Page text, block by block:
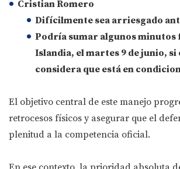
Cristian Romero
Difícilmente sea arriesgado
Podría sumar algunos minutos
Islandia, elmartes 9 de junio,
considera que está en
El objetivo central de este manejo
retrocesos físicos y asegurar que el
plenitud a la competencia oficial.